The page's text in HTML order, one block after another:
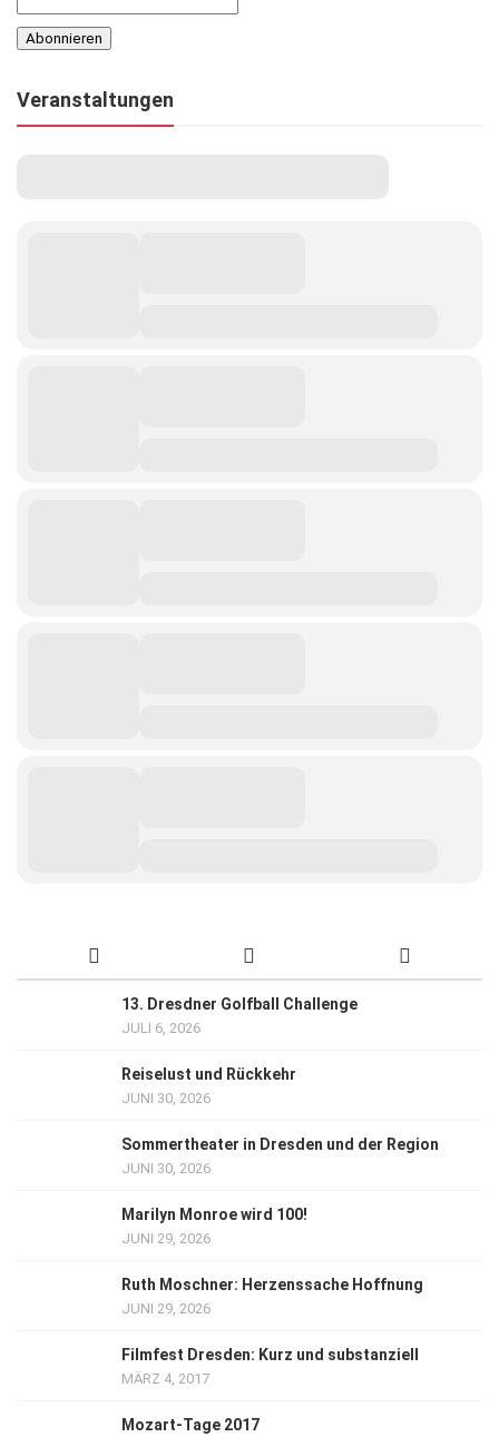
Veranstaltungen
13. Dresdner Golfball Challenge
JULI 6, 2026
Reiselust und Rückkehr
JUNI 30, 2026
Sommertheater in Dresden und der Region
JUNI 30, 2026
Marilyn Monroe wird 100!
JUNI 29, 2026
Ruth Moschner: Herzenssache Hoffnung
JUNI 29, 2026
Filmfest Dresden: Kurz und substanziell
MÄRZ 4, 2017
Mozart-Tage 2017